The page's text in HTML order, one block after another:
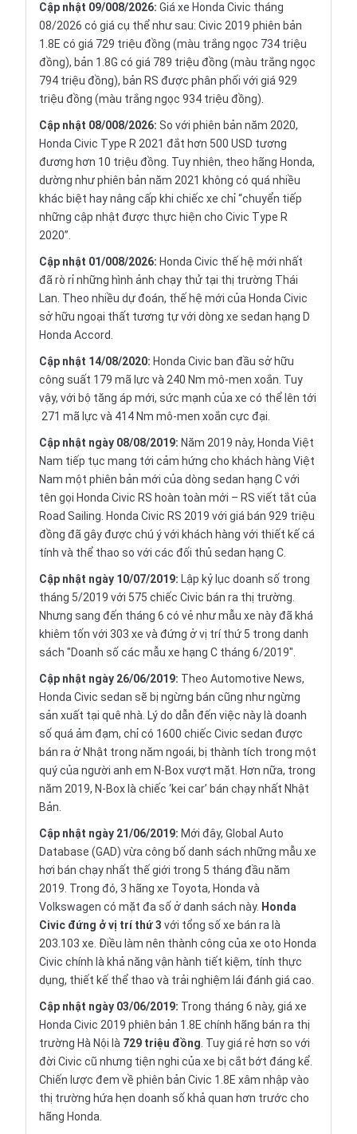
Cập nhật 09/008/2026: Giá xe Honda Civic tháng
08/2026 có giá cụ thể như sau: Civic 2019 phiên bản
1.8E có giá 729 triệu đồng (màu trắng ngọc 734 triệu
đồng), bản 1.8G có giá 789 triệu đồng (màu trắng ngọc
794 triệu đồng), bản RS được phân phối với giá 929
triệu đồng (màu trắng ngọc 934 triệu đồng).
Cập nhật 08/008/2026: So với phiên bản năm 2020,
Honda Civic Type R 2021 đắt hơn 500 USD tương
đương hơn 10 triệu đồng. Tuy nhiên, theo hãng Honda,
dường như phiên bản năm 2021 không có quá nhiều
khác biệt hay nâng cấp khi chiếc xe chỉ “chuyển tiếp
những cập nhật được thực hiện cho Civic Type R
2020”.
Cập nhật 01/008/2026: Honda Civic thế hệ mới nhất
đã rò rỉ những hình ảnh chạy thử tại thị trường Thái
Lan. Theo nhiều dự đoán, thế hệ mới của Honda Civic
sở hữu ngoại thất tương tự với dòng xe sedan hạng D
Honda Accord.
Cập nhật 14/08/2020: Honda Civic ban đầu sở hữu
công suất 179 mã lực và 240 Nm mô-men xoắn. Tuy
vậy, với bộ tăng áp mới, sức mạnh của xe có thể lên tới
271 mã lực và 414 Nm mô-men xoắn cực đại.
Cập nhật ngày 08/08/2019: Năm 2019 này, Honda Việt
Nam tiếp tục mang tới cảm hứng cho khách hàng Việt
Nam một phiên bản mới của dòng sedan hạng C với
tên gọi Honda Civic RS hoàn toàn mới – RS viết tắt của
Road Sailing. Honda Civic RS 2019 với giá bán 929 triệu
đồng đã gây được chú ý với khách hàng với thiết kế cá
tính và thể thao so với các đối thủ sedan hạng C.
Cập nhật ngày 10/07/2019: Lập kỷ lục doanh số trong
tháng 5/2019 với 575 chiếc Civic bán ra thị trường.
Nhưng sang đến tháng 6 có vẻ như mẫu xe này đã khá
khiêm tốn với 303 xe và đứng ở vị trí thứ 5 trong danh
sách "Doanh số các mẫu xe hạng C tháng 6/2019".
Cập nhật ngày 26/06/2019: Theo Automotive News,
Honda Civic sedan sẽ bị ngừng bán cũng như ngừng
sản xuất tại quê nhà. Lý do dẫn đến việc này là doanh
số quá ảm đạm, chỉ có 1600 chiếc Civic sedan được
bán ra ở Nhật trong năm ngoái, bị thành tích trong một
quý của người anh em N-Box vượt mặt. Hơn nữa, trong
năm 2019, N-Box là chiếc ‘kei car’ bán chạy nhất Nhật
Bản.
Cập nhật ngày 21/06/2019: Mới đây, Global Auto
Database (GAD) vừa công bố danh sách những mẫu xe
hơi bán chạy nhất thế giới trong 5 tháng đầu năm
2019. Trong đó, 3 hãng xe Toyota, Honda và
Volkswagen có mặt đa số ở danh sách này. Honda
Civic đứng ở vị trí thứ 3 với tổng số xe bán ra là
203.103 xe. Điều làm nên thành công của xe oto Honda
Civic chính là khả năng vận hành tiết kiệm, tính thực
dụng, thiết kế thể thao và trải nghiệm lái đánh giá cao.
Cập nhật ngày 03/06/2019: Trong tháng 6 này, giá xe
Honda Civic 2019 phiên bản 1.8E chính hãng bán ra thị
trường Hà Nội là 729 triệu đồng . Tuy giá rẻ hơn so với
đời Civic cũ nhưng tiện nghi của xe bị cắt bớt đáng kể.
Chiến lược đem về phiên bản Civic 1.8E xâm nhập vào
thị trường hứa hẹn doanh số khả quan hơn trước cho
hãng Honda.